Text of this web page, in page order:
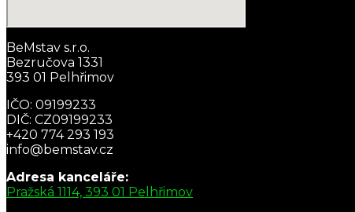
BeMstav s.r.o.
Bezručova 1331
393 01 Pelhřimov
IČO: 09199233
DIČ: CZ09199233
+420 774 293 193
info@bemstav.cz
Adresa kanceláře:
Pražská 1114, 393 01 Pelhřimov